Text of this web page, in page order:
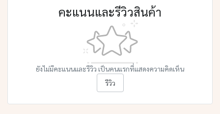
คะแนนและรีวิวสินค้า
ยังไม่มีคะแนนและรีวิว เป็นคนแรกที่แสดงความคิดเห็น
รีวิว